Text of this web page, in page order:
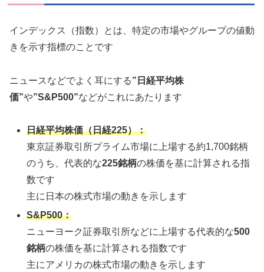
インデックス（指数）とは、特定の市場やグループの値動
きを示す指標のことです
ニュースなどでよく耳にする”日経平均株
価”や”S&P500”などがこれにあたります
日経平均株価（日経225）：
東京証券取引所プライム市場に上場する約1,700銘柄
のうち、代表的な225銘柄の株価を基に計算される指
数です
主に日本の株式市場の動きを示します
S&P500：
ニューヨーク証券取引所などに上場する代表的な500
銘柄の株価を基に計算される指数です
主にアメリカの株式市場の動きを示します